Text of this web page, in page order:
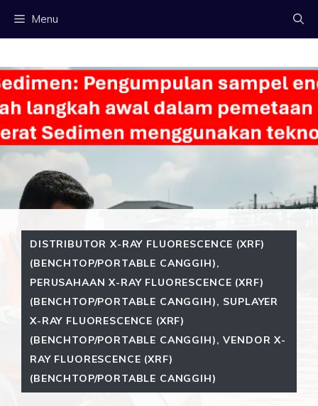
Menu
DISTRIBUTOR X-RAY FLUORESCENCE (XRF)
(BENCHTOP/PORTABLE CANGGIH),
PERUSAHAAN X-RAY FLUORESCENCE (XRF)
(BENCHTOP/PORTABLE CANGGIH), SUPLAYER
X-RAY FLUORESCENCE (XRF)
(BENCHTOP/PORTABLE CANGGIH),VENDOR X-
RAY FLUORESCENCE (XRF)
(BENCHTOP/PORTABLE CANGGIH)